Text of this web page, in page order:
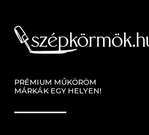
PRÉMIUM MŰKÖRÖM
MÁRKÁK EGY HELYEN!